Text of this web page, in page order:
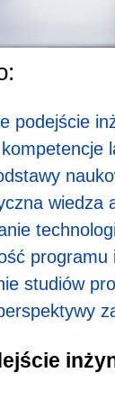
podejście
wiedza
studiów